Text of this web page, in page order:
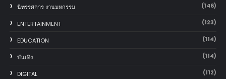
นิทรรศการ งานมหกรรม (146)
ENTERTAINMENT (123)
EDUCATION (114)
บันเทิง (114)
DIGITAL (112)